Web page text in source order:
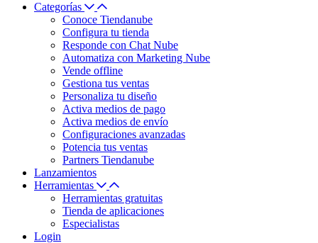
Categorías
Conoce Tiendanube
Configura tu tienda
Responde con Chat Nube
Automatiza con Marketing Nube
Vende offline
Gestiona tus ventas
Personaliza tu diseño
Activa medios de pago
Activa medios de envío
Configuraciones avanzadas
Potencia tus ventas
Partners Tiendanube
Lanzamientos
Herramientas
Herramientas gratuitas
Tienda de aplicaciones
Especialistas
Login